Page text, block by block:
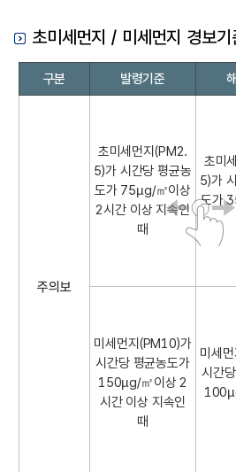
초미세먼지 / 미세먼지 경보
미
구분 발령기준
주의보
초미세먼지(PM2.
5)가 시간당 평균농
도가 75µg/㎥이상
2시간 이상 지속인
때
초미
5)가
도가
미세먼지(PM10)가
시간당 평균농도가
150µg/㎥이상 2
시간 이상 지속인
때
미세
시간